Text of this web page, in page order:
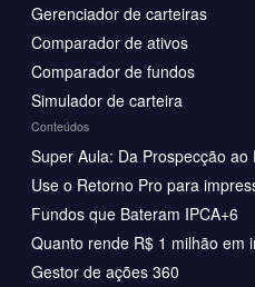
Gerenciador de carteiras
Comparador de ativos
Comparador de fundos
Simulador de carteira
Conteúdos
Super Aula: Da Prospecção ao
Use o Retorno Pro para
Fundos que Bateram IPCA+6
Quanto rende R$ 1 milhão em
Gestor de ações 360